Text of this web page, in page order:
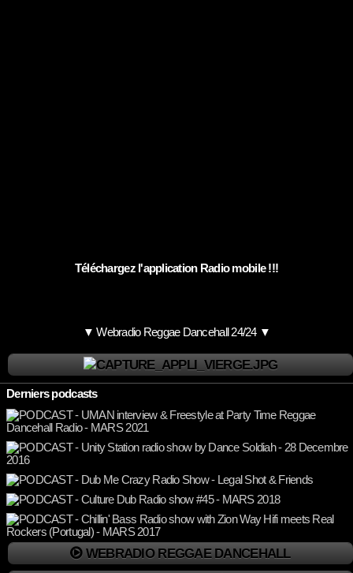
Téléchargez l'application Radio mobile !!!
▼ Webradio Reggae Dancehall 24/24 ▼
Derniers podcasts
WEBRADIO REGGAE DANCEHALL